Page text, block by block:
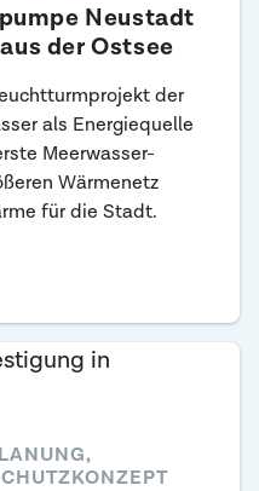
Neustadt
der Ostsee
der
als Energiequelle
Meerwasser-
Wärmenetz
für die Stadt.